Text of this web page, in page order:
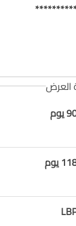
العرض
يوم
يوم